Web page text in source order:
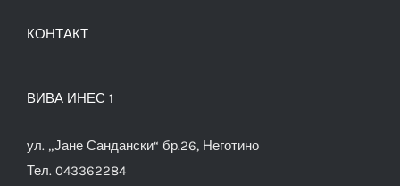
КОНТАКТ
ВИВА ИНЕС 1
ул. „Јане Сандански“ бр.26, Неготино
Тел. 043362284